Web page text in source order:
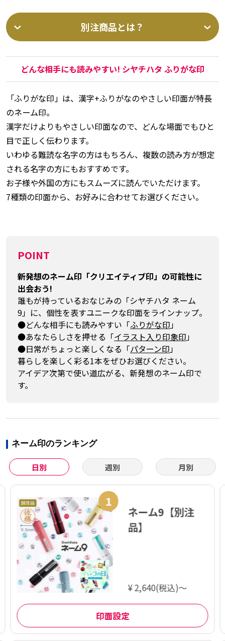
別注商品とは？
どんな相手にも読みやすい! シヤチハタ ふりがな印
「ふりがな印」は、漢字+ふりがなのやさしい印面が特長
のネーム印。
漢字だけよりもやさしい印面なので、どんな場面でもひと
目で正しく伝わります。
いわゆる難読な名字の方はもちろん、複数の読み方が想定
される名字の方にもおすすめです。
お子様や外国の方にもスムーズに読んでいただけます。
7種類の印面から、お好みに合わせてお選びください。
POINT
新発想のネーム印「クリエイティブ印」の可能性に
出会おう!
誰もが持っているおなじみの「シヤチハタ ネーム
9」に、個性を表すユニークな印面をラインナップ。
●どんな相手にも読みやすい「ふりがな印」
●あなたらしさを押せる「イラスト入り印象印」
●日常がちょっと楽しくなる「パターン印」
暮らしを楽しく彩る1本をぜひお選びください。
アイデア次第で使い道広がる、新発想のネーム印で
す。
ネーム印のランキング
日別 週別 月別
1
ネーム9【別注
品】
¥ 2,640(税込)～
印面設定